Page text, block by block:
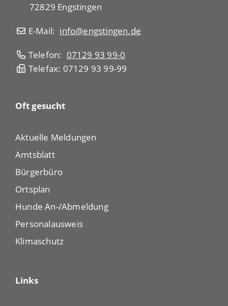
72829 Engstingen
E-Mail: info@engstingen.de
Telefon: 07129 93 99-0
Telefax: 07129 93 99-99
Oft gesucht
Aktuelle Meldungen
Amtsblatt
Bürgerbüro
Ortsplan
Hunde An-/Abmeldung
Personalausweis
Klimaschutz
Links